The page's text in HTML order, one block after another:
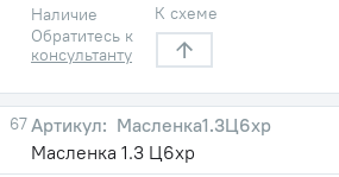
Наличие
Обратитесь к
консультанту
К схеме
67
Масленка1.3Ц6хр
Масленка 1.3 Ц6хр